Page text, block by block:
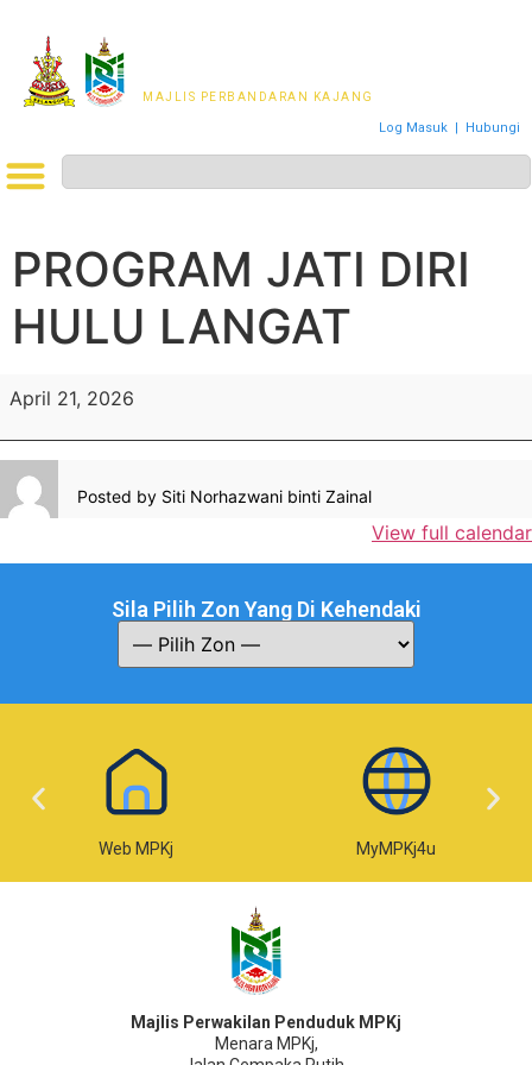
MAJLIS PERBANDARAN KAJANG
Log Masuk | Hubungi
PROGRAM JATI DIRI
HULU LANGAT
April 21, 2026
Posted by Siti Norhazwani binti Zainal
View full calendar
Sila Pilih Zon Yang Di Kehendaki
Web MPKj MyMPKj4u
Majlis Perwakilan Penduduk MPKj
Menara MPKj,